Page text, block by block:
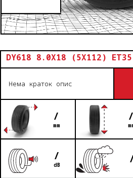
DY618 8.0X18 (5X112)
Нема краток опис
/
mm
/
/
dB